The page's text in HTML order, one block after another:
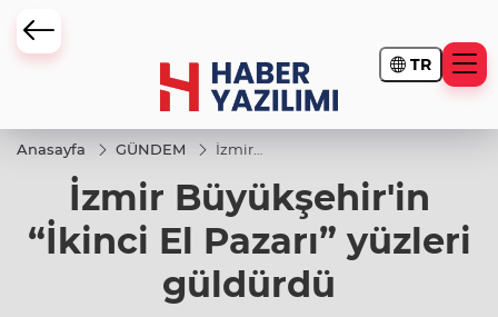
TR
Anasayfa GÜNDEM
İzmir
“İkinci El
Pazarı”
yüzleri
güldürdü
İzmir Büyükşehir'in
“İkinci El Pazarı” yüzleri
güldürdü